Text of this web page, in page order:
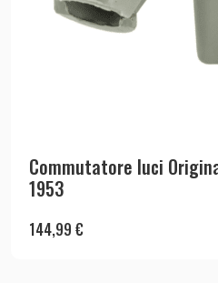
Commutatore luci
1953
144,99 €